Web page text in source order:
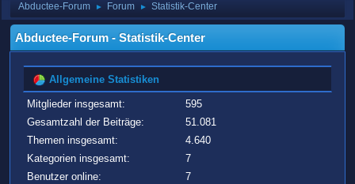
Abductee-Forum ► Forum ► Statistik-Center
Abductee-Forum - Statistik-Center
Allgemeine Statistiken
Mitglieder insgesamt:
595
Gesamtzahl der Beiträge:
51.081
Themen insgesamt:
4.640
Kategorien insgesamt:
7
Benutzer online:
7